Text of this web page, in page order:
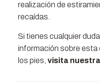
realización de
recaídas.
Si tienes cualquier
información sobre esta
los pies, visita